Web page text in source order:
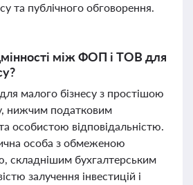
та публічного обговорення.
між ФОП і ТОВ для
малого бізнесу з простішою
нижчим податковим
особистою відповідальністю.
особа з обмеженою
складнішим бухгалтерським
залучення інвестицій і